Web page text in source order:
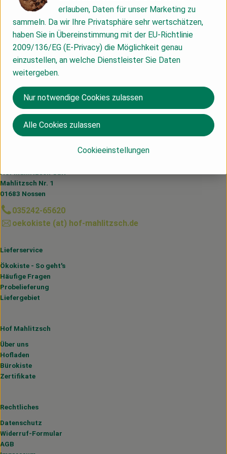
Produktinformationen
Herkunft
Senegal
Du hast eine Frage? Wir helfen dir gerne:
Hof Mahlitzsch GbR
Mahlitzsch Nr. 1
01683 Nossen
035242-65620
oekokiste (at) hof-mahlitzsch.de
Lieferservice
Ökokiste - So geht's
Häufige Fragen
Probelieferung
Liefergebiet
Hof Mahlitzsch
Über uns
Hofladen
Bürokiste
Zertifikate
Rechtliches
Datenschutz
Widerruf-Formular
AGB
erlauben, Daten für unser Marketing zu
sammeln. Da wir Ihre Privatsphäre sehr wertschätzen,
haben Sie in Übereinstimmung mit der EU-Richtlinie
2009/136/EG (E-Privacy) die Möglichkeit genau
einzustellen, an welche Dienstleister Sie Daten
weitergeben.
Cookieeinstellungen
Nur notwendige Cookies zulassen
Alle Cookies zulassen